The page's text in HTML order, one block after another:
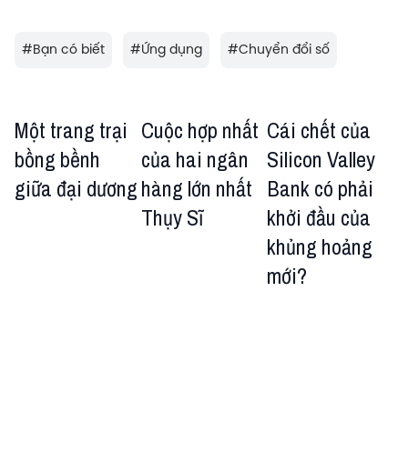
#Bạn có biết #Ứng dụng #Chuyển đổi số
Một trang trại
bồng bềnh
giữa đại dương
Cuộc hợp nhất
của hai ngân
hàng lớn nhất
Thụy Sĩ
Cái chết của
Silicon Valley
Bank có phải
khởi đầu của
khủng hoảng
mới?